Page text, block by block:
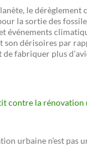
le dérèglement
la sortie des
événements
son dérisoires par
fabriquer plus
contre la
urbaine n'est pas